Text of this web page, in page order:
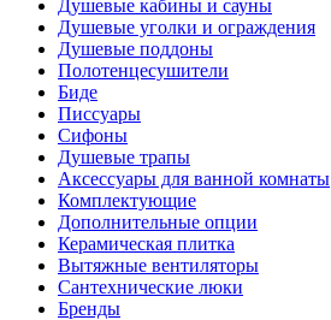
Душевые кабины и сауны
Душевые уголки и ограждения
Душевые поддоны
Полотенцесушители
Биде
Писсуары
Сифоны
Душевые трапы
Аксессуары для ванной комнаты
Комплектующие
Дополнительные опции
Керамическая плитка
Вытяжные вентиляторы
Сантехнические люки
Бренды